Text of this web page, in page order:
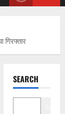
गिरफ्तार
SEARCH